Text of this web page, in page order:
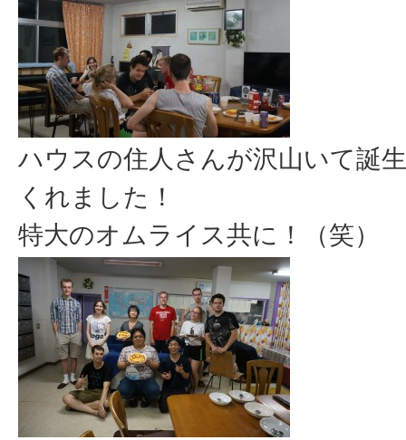
ハウスの住人さんが沢山いて誕
くれました！
特大のオムライス共に！（笑）